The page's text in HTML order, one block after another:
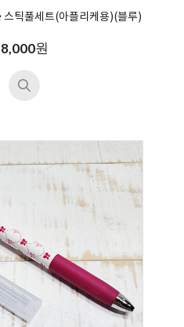
틱풀세트(아플리케용)(블루)
8,000원